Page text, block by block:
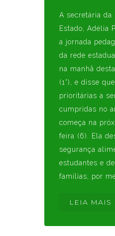
A secretária da
Estado, Adélia
a jornada
da rede
na manhã
(1°), e disse
prioritárias a
cumpridas no
começa na
feira (6). Ela
segurança
estudantes e
famílias, por
LEIA MAIS